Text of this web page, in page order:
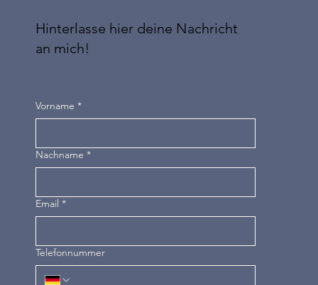
Hinterlasse hier deine Nachricht
an mich!
Vorname *
Nachname *
Email *
Telefonnummer